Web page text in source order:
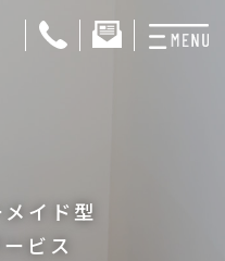
お料理代行
イド型
ビス